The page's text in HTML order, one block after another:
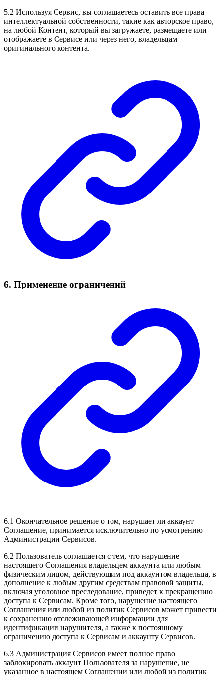
5.2 Используя Сервис, вы соглашаетесь оставить все права
интеллектуальной собственности, такие как авторское право,
на любой Контент, который вы загружаете, размещаете или
отображаете в Сервисе или через него, владельцам
оригинального контента.
6. Применение ограничений
6.1 Окончательное решение о том, нарушает ли аккаунт
Соглашение, принимается исключительно по усмотрению
Администрации Сервисов.
6.2 Пользователь соглашается с тем, что нарушение
настоящего Соглашения владельцем аккаунта или любым
физическим лицом, действующим под аккаунтом владельца, в
дополнение к любым другим средствам правовой защиты,
включая уголовное преследование, приведет к прекращению
доступа к Сервисам. Кроме того, нарушение настоящего
Соглашения или любой из политик Сервисов может привести
к сохранению отслеживающей информации для
идентификации нарушителя, а также к постоянному
ограничению доступа к Сервисам и аккаунту Сервисов.
6.3 Администрация Сервисов имеет полное право
заблокировать аккаунт Пользователя за нарушение, не
указанное в настоящем Соглашении или любой из политик